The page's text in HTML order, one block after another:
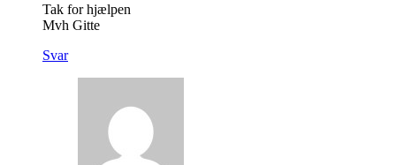
Tak for hjælpen
Mvh Gitte
Svar